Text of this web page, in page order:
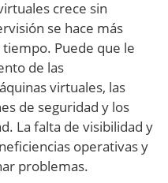
crece sin
se hace más
Puede que le
de las
virtuales, las
de seguridad y los
La falta de visibilidad y
operativas y
problemas.